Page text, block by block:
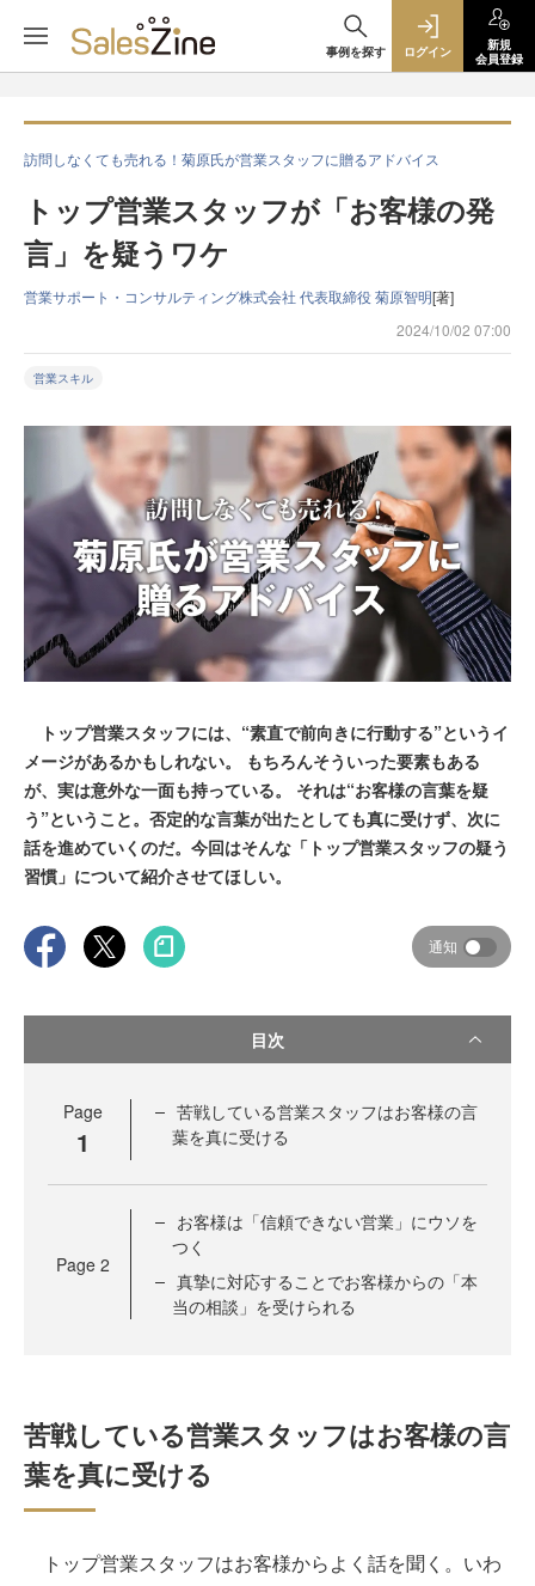
事例を探す ログイン
新規
会員登録
訪問しなくても売れる！菊原氏が営業スタッフに贈るアドバイス
トップ営業スタッフが「お客様の発
言」を疑うワケ
営業サポート・コンサルティング株式会社 代表取締役 菊原智明[著]
2024/10/02 07:00
営業スキル
トップ営業スタッフには、“素直で前向きに行動する”というイ
メージがあるかもしれない。 もちろんそういった要素もある
が、実は意外な一面も持っている。 それは“お客様の言葉を疑
う”ということ。否定的な言葉が出たとしても真に受けず、次に
話を進めていくのだ。今回はそんな「トップ営業スタッフの疑う
習慣」について紹介させてほしい。
通知
目次
Page
1
苦戦している営業スタッフはお客様の言
葉を真に受ける
Page 2
お客様は「信頼できない営業」にウソを
つく
真摯に対応することでお客様からの「本
当の相談」を受けられる
苦戦している営業スタッフはお客様の言
葉を真に受ける
トップ営業スタッフはお客様からよく話を聞く。いわ